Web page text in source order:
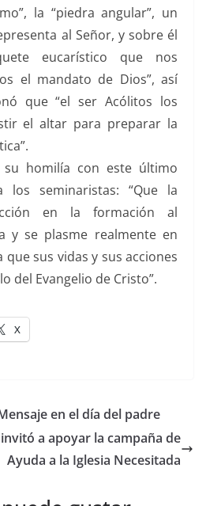
la “piedra angular”, un
al Señor, y sobre él
eucarístico que nos
el mandato de Dios”, así
que “el ser Acólitos los
el altar para preparar la
su homilía con este último
los seminaristas: “Que la
en la formación al
y se plasme realmente en
sus vidas y sus acciones
del Evangelio de Cristo”.
X
en el día del padre
a apoyar la campaña de
Ayuda a la Iglesia Necesitada